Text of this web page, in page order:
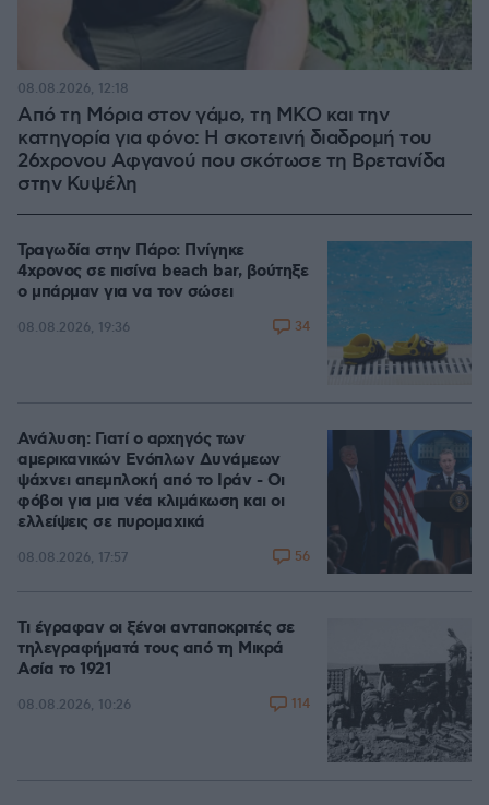
Από τη Μόρια στον γάμο, τη ΜΚΟ και την
κατηγορία για φόνο: Η σκοτεινή διαδρομή του
26χρονου Αφγανού που σκότωσε τη Βρετανίδα
στην Κυψέλη
08.08.2026, 12:18
Τραγωδία στην Πάρο: Πνίγηκε
4χρονος σε πισίνα beach bar, βούτηξε
ο μπάρμαν για να τον σώσει
08.08.2026, 19:36 34
Ανάλυση: Γιατί ο αρχηγός των
αμερικανικών Ενόπλων Δυνάμεων
ψάχνει απεμπλοκή από το Ιράν - Οι
φόβοι για μια νέα κλιμάκωση και οι
ελλείψεις σε πυρομαχικά
08.08.2026, 17:57 56
Τι έγραφαν οι ξένοι ανταποκριτές σε
τηλεγραφήματά τους από τη Μικρά
Ασία το 1921
08.08.2026, 10:26 114